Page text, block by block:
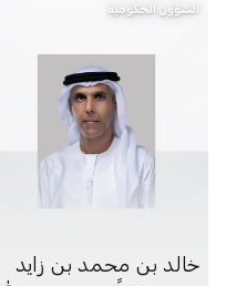
الشؤون الحكومية
خالد بن محمد بن زايد